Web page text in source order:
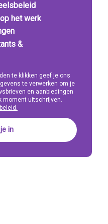
het werk
&
te klikken geef je ons
te verwerken om je
en aanbiedingen
moment uitschrijven.